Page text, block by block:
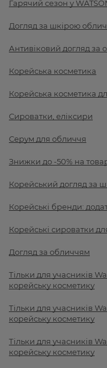
Гарячий сезон у
Догляд за шкірою
Антивіковий догляд за
Корейська косметика
Корейська косметика
Сироватки, еліксири
Серум для обличчя
Знижки до -50% на
Корейський догляд за
Корейські бренди:
Корейські сироватки
Догляд за обличчям
Тільки для учасників
корейську косметику
Тільки для учасників
корейську косметику
Тільки для учасників
корейську косметику